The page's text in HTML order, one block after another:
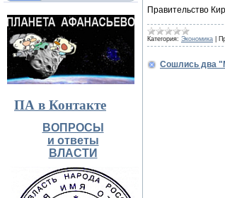
ПА в Контакте
ВОПРОСЫ
и ответы
ВЛАСТИ
Правительство
Категория: Экономика
Сошлись два